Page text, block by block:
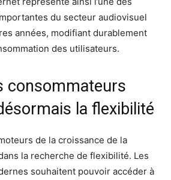
du secteur audiovisuel
années, modifiant durablement
des utilisateurs.
consommateurs
la flexibilité
de la croissance de la
la recherche de flexibilité. Les
souhaitent pouvoir accéder à